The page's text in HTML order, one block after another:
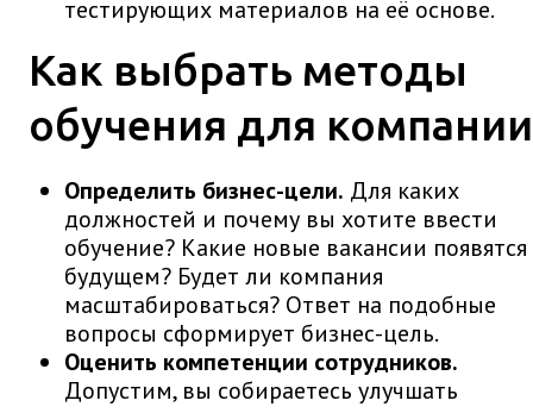
тестирующих материалов на её основе.
Как выбрать методы
обучения для компании
Определить бизнес-цели. Для каких
должностей и почему вы хотите ввести
обучение? Какие новые вакансии появятся
будущем? Будет ли компания
масштабироваться? Ответ на подобные
вопросы сформирует бизнес-цель.
Оценить компетенции сотрудников.
Допустим, вы собираетесь улучшать